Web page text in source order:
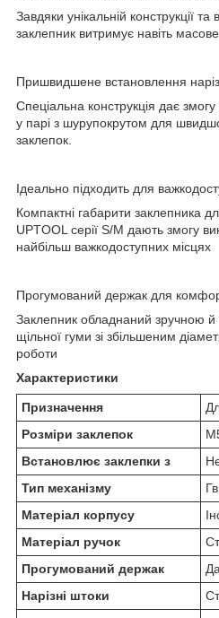
Завдяки унікальній конструкції
заклепник витримує навіть
Пришвидшене встановлення
Спеціальна конструкція дає
у парі з шурупокрутом для
заклепок.
Ідеально підходить для
Компактні габарити заклепника
UPTOOL серії S/M дають змогу
найбільш важкодоступних місцях
Прогумований держак для
Заклепник обладнаний зручною й
щільної гуми зі збільшеним
роботи
Характеристики
Призначення
Розміри заклепок
Встановлює заклепки з
Тип механізму
Матеріал корпусу
Матеріал ручок
Прогумований держак
Да
Нарізні штоки